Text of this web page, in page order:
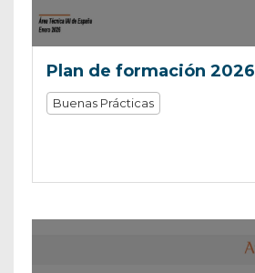
Plan de formación 2026
Buenas Prácticas